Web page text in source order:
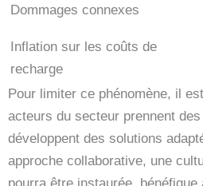
Dommages connexes
Inflation sur les coûts de
recharge
Pour limiter ce phénomène, il
acteurs du secteur prennent
développent des solutions
approche collaborative, une